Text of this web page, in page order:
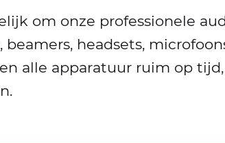
om onze professionele
beamers, headsets,
alle apparatuur ruim op